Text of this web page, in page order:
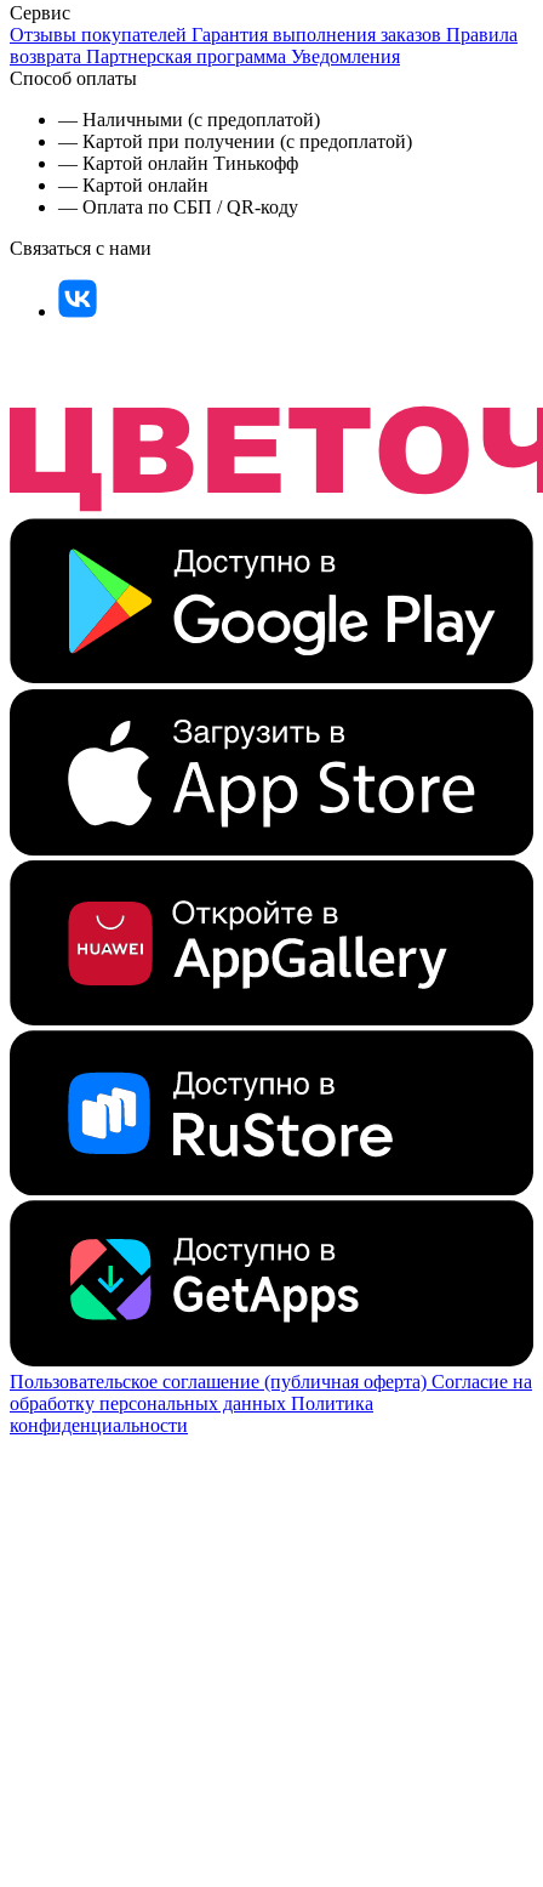
Сервис
Отзывы покупателей Гарантия выполнения заказов Правила
возврата Партнерская программа Уведомления
Способ оплаты
— Наличными (с предоплатой)
— Картой при получении (с предоплатой)
— Картой онлайн Тинькофф
— Картой онлайн
— Оплата по СБП / QR-коду
Связаться с нами
Пользовательское соглашение (публичная оферта) Согласие на
обработку персональных данных Политика
конфиденциальности